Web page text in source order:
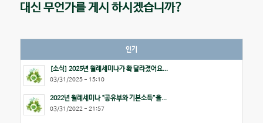
대신 무언가를 게시 하시겠습니까?
인기
[소식] 2025년 월례세미나가 확 달라졌어요...
03/31/2025 - 15:10
2022년 월례세미나 “공유부와 기본소득”을...
03/31/2022 - 21:57